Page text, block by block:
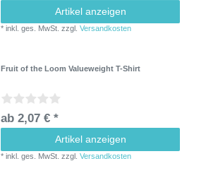
Artikel anzeigen
*inkl. ges. MwSt. zzgl.Versandkosten
Fruit of the Loom Valueweight T-Shirt
ab 2,07 € *
Artikel anzeigen
*inkl. ges. MwSt. zzgl.Versandkosten